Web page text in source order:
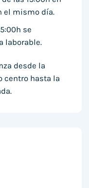
el mismo día.
se
laborable.
desde la
centro hasta la